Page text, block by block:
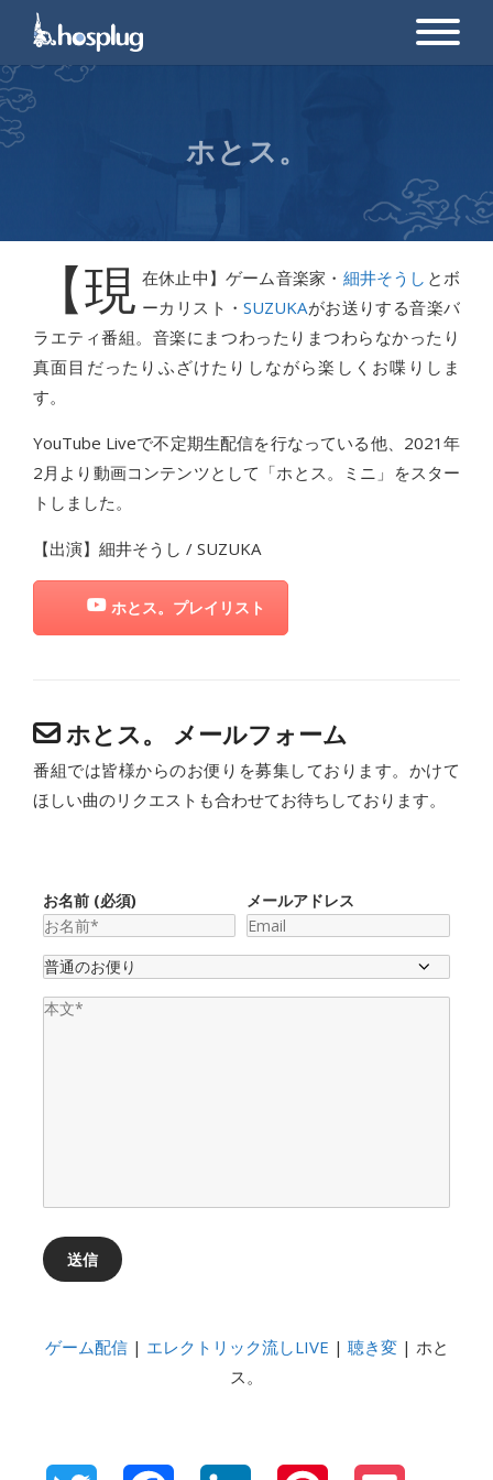
ホとス。
【現 在休止中】ゲーム音楽家・ 細井そうし とボ
ーカリスト・SUZUKAがお送りする音楽バ
ラエティ番組。音楽にまつわったりまつわらなかったり
真面目だったりふざけたりしながら楽しくお喋りしま
す。
YouTube Liveで不定期生配信を行なっている他、2021年
2月より動画コンテンツとして「ホとス。ミニ」をスター
トしました。
【出演】細井そうし / SUZUKA
ホとス。プレイリスト
ホとス。 メールフォーム
番組では皆様からのお便りを募集しております。かけて
ほしい曲のリクエストも合わせてお待ちしております。
お名前 (必須) メールアドレス
このフィールドは空のままにしてください。
ゲーム配信| エレクトリック流しLIVE | 聴き変| ホと
ス。